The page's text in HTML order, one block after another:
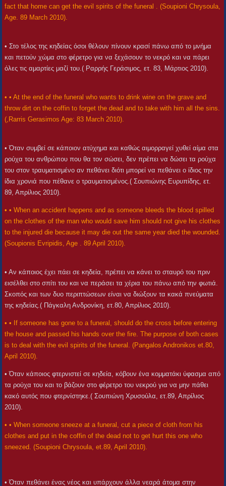
fact that home can get the evil spirits of the funeral . (Soupioni Chrysoula,
Age. 89 March 2010).
• Στο τέλος της κηδείας όσοι θέλουν πίνουν κρασί πάνω από το μνήμα
και πετούν χώμα στο φέρετρο για να ξεχάσουν το νεκρό και να πάρει
όλες τις αμαρτίες μαζί του.( Ραρρής Γεράσιμος, ετ. 83, Μάρτιος 2010).
• • At the end of the funeral who wants to drink wine on the grave and
throw dirt on the coffin to forget the dead and to take with him all the sins.
(,Rarris Gerasimos Age: 83 March 2010).
• Όταν συμβεί σε κάποιον ατύχημα και καθώς αιμορραγεί χυθεί αίμα στα
ρούχα του ανθρώπου που θα τον σώσει, δεν πρέπει να δώσει τα ρούχα
του στον τραυματισμένο αν πεθάνει διότι μπορεί να πεθάνει ο ίδιος την
ίδια χρονιά που πέθανε ο τραυματισμένος.( Σουπιώνης Ευρυπίδης, ετ.
89, Απρίλιος 2010).
• • When an accident happens and as someone bleeds the blood spilled
on the clothes of the man who would save him should not give his clothes
to the injured die because it may die out the same year died the wounded.
(Soupionis Evripidis, Age . 89 April 2010).
• Αν κάποιος έχει πάει σε κηδεία, πρέπει να κάνει το σταυρό του πριν
εισέλθει στο σπίτι του και να περάσει τα χέρια του πάνω από την φωτιά.
Σκοπός και των δυο περιπτώσεων είναι να διώξουν τα κακά πνεύματα
της κηδείας.( Πάγκαλη Ανδρονίκη, ετ.80, Απρίλιος 2010).
• • If someone has gone to a funeral, should do the cross before entering
the house and passed his hands over the fire. The purpose of both cases
is to deal with the evil spirits of the funeral. (Pangalos Andronikos et.80,
April 2010).
• Όταν κάποιος φτερνιστεί σε κηδεία, κόβουν ένα κομματάκι ύφασμα από
τα ρούχα του και το βάζουν στο φέρετρο του νεκρού για να μην πάθει
κακό αυτός που φτερνίστηκε.( Σουπιώνη Χρυσούλα, ετ.89, Απρίλιος
2010).
• • When someone sneeze at a funeral, cut a piece of cloth from his
clothes and put in the coffin of the dead not to get hurt this one who
sneezed. (Soupioni Chrysoula, et.89, April 2010).
• Όταν πεθάνει ένας νέος και υπάρχουν άλλα νεαρά άτομα στην